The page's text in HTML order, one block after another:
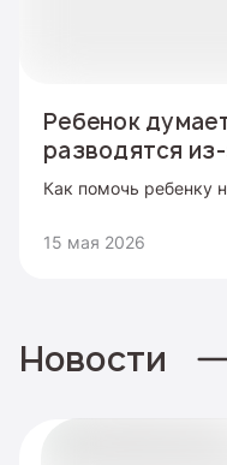
Ребенок
разводятся
Как помочь ребенку
15 мая 2026
Новости